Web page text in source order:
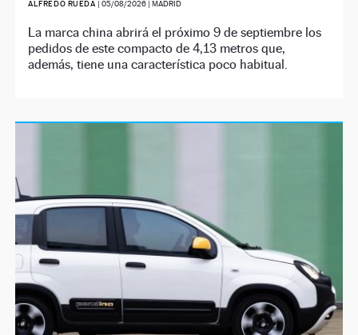
ALFREDO RUEDA | 05/08/2026| MADRID
La marca china abrirá el próximo 9 de septiembre los
pedidos de este compacto de 4,13 metros que,
además, tiene una característica poco habitual.